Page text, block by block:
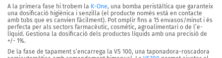
A la primera fase hi trobem la K-One, una bomba peristàltica que garanteix
una dosificació higiènica i senzilla (el producte només està en contacte
amb tubs que es canvien fàcilment). Pot omplir fins a 15 envasos/minut i és
perfecta per als sectors farmacèutic, cosmètic, agroalimentari o de l’e-
líquid. Gestiona la dosificació dels productes líquids amb una precisió de
+/- 1%.
De la fase de tapament s’encarrega la VS 100, una taponadora-roscadora